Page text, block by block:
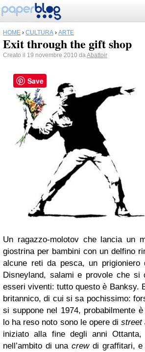
HOME › CULTURA › ARTE
Exit through the gift shop
Creato il 19 novembre 2010 daAbattoir
Un ragazzo-molotov che lancia un
giostrina per bambini con un delfino
alcune reti da pesca, un prigioniero
Disneyland, salami e provole che si
esseri viventi: tutto questo è Banksy.
britannico, di cui si sa pochissimo:
si suppone nel 1974, probabilmente
lo ha reso noto sono le opere distreet
iniziato alla fine degli anni
nell’ambito di unacrewdi graffitari, e
Save